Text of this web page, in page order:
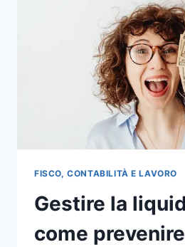
FISCO, CONTABILITÀ E LAVORO
Gestire la
come